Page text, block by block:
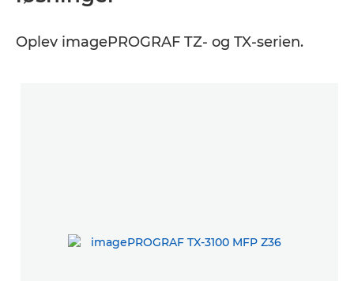
Oplev imagePROGRAF TZ- og TX-serien.